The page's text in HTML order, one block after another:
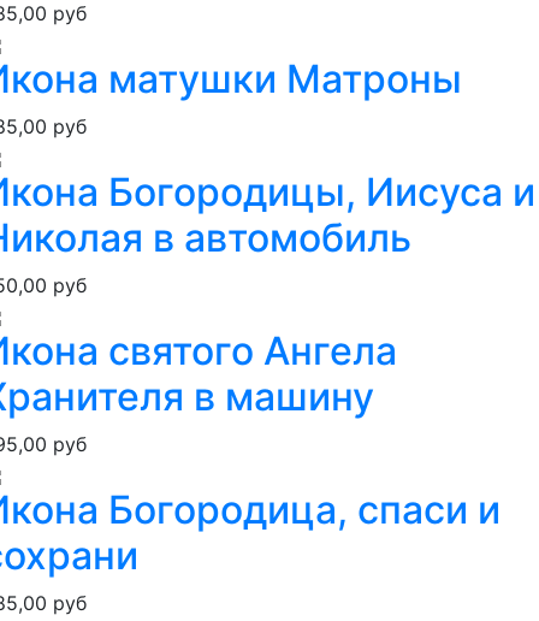
руб
матушки Матроны
руб
Богородицы, Иисуса и
в автомобиль
руб
святого Ангела
в машину
руб
Богородица, спаси и
руб